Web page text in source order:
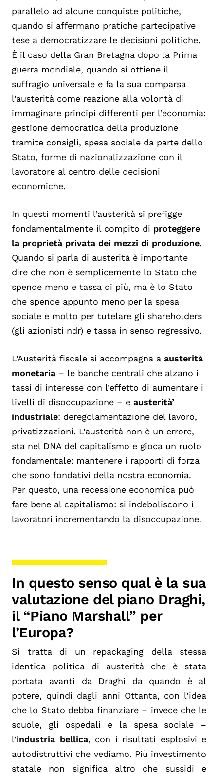
parallelo ad alcune conquiste politiche,
quando si affermano pratiche partecipative
tese a democratizzare le decisioni politiche.
È il caso della Gran Bretagna dopo la Prima
guerra mondiale, quando si ottiene il
suffragio universale e fa la sua comparsa
l’austerità come reazione alla volontà di
immaginare principi differenti per l’economia:
gestione democratica della produzione
tramite consigli, spesa sociale da parte dello
Stato, forme di nazionalizzazione con il
lavoratore al centro delle decisioni
economiche.
In questi momenti l’austerità si prefigge
fondamentalmente il compito di proteggere
la proprietà privata dei mezzi di produzione.
Quando si parla di austerità è importante
dire che non è semplicemente lo Stato che
spende meno e tassa di più, ma è lo Stato
che spende appunto meno per la spesa
sociale e molto per tutelare gli shareholders
(gli azionisti ndr) e tassa in senso regressivo.
L’Austerità fiscale si accompagna a austerità
monetaria – le banche centrali che alzano i
tassi di interesse con l’effetto di aumentare i
livelli di disoccupazione – e austerità’
industriale: deregolamentazione del lavoro,
privatizzazioni. L’austerità non è un errore,
sta nel DNA del capitalismo e gioca un ruolo
fondamentale: mantenere i rapporti di forza
che sono fondativi della nostra economia.
Per questo, una recessione economica può
fare bene al capitalismo: si indeboliscono i
lavoratori incrementando la disoccupazione.
In questo senso qual è la sua
valutazione del piano Draghi,
il “Piano Marshall” per
l’Europa?
Si tratta di un repackaging della stessa
identica politica di austerità che è stata
portata avanti da Draghi da quando è al
potere, quindi dagli anni Ottanta, con l’idea
che lo Stato debba finanziare – invece che le
scuole, gli ospedali e la spesa sociale –
l’industria bellica, con i risultati esplosivi e
autodistruttivi che vediamo. Più investimento
statale non significa altro che sussidi e